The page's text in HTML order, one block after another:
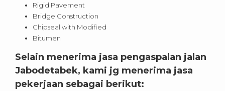
Rigid Pavement
Bridge Construction
Chipseal with Modified
Bitumen
Selain menerima jasa pengaspalan jalan
Jabodetabek, kami jg menerima jasa
pekerjaan sebagai berikut: